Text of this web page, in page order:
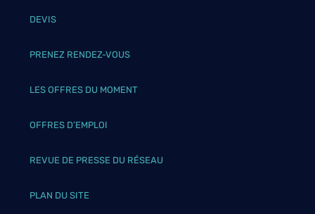
DEVIS
PRENEZ RENDEZ-VOUS
LES OFFRES DU MOMENT
OFFRES D’EMPLOI
REVUE DE PRESSE DU RÉSEAU
PLAN DU SITE